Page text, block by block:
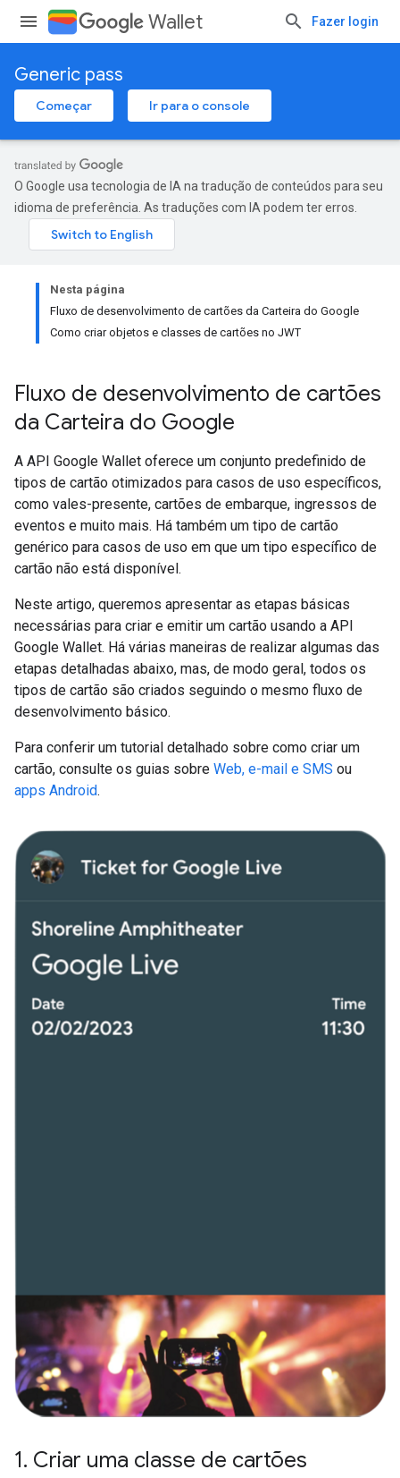
Wallet Fazer login
Generic pass
Começar Ir para o console
O Google usa tecnologia de IA na tradução de conteúdos para seu
idioma de preferência. As traduções com IA podem ter erros.
Nesta página
Fluxo de desenvolvimento de cartões da Carteira do Google
Como criar objetos e classes de cartões no JWT
Fluxo de desenvolvimento de cartões
da Carteira do Google
A API Google Wallet oferece um conjunto predefinido de
tipos de cartão otimizados para casos de uso específicos,
como vales-presente, cartões de embarque, ingressos de
eventos e muito mais. Há também um tipo de cartão
genérico para casos de uso em que um tipo específico de
cartão não está disponível.
Neste artigo, queremos apresentar as etapas básicas
necessárias para criar e emitir um cartão usando a API
Google Wallet. Há várias maneiras de realizar algumas das
etapas detalhadas abaixo, mas, de modo geral, todos os
tipos de cartão são criados seguindo o mesmo fluxo de
desenvolvimento básico.
Para conferir um tutorial detalhado sobre como criar um
cartão, consulte os guias sobre Web, e-mail e SMS ou
apps Android.
1. Criar uma classe de cartões